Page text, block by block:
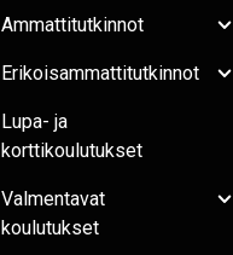
Ammattitutkinnot
Erikoisammattitutkinnot
Lupa- ja
korttikoulutukset
Valmentavat
koulutukset